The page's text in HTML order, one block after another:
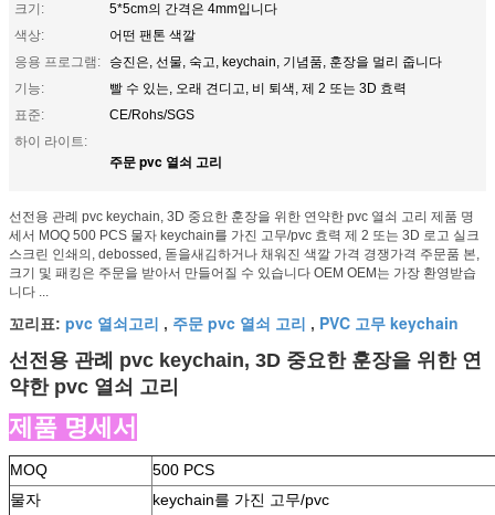
크기:
5*5cm의 간격은 4mm입니다
색상:
어떤 팬톤 색깔
응용 프로그램:
승진은, 선물, 숙고, keychain, 기념품, 훈장을 멀리 줍니다
기능:
빨 수 있는, 오래 견디고, 비 퇴색, 제 2 또는 3D 효력
표준:
CE/Rohs/SGS
하이 라이트:
주문 pvc 열쇠 고리
선전용 관례 pvc keychain, 3D 중요한 훈장을 위한 연약한 pvc 열쇠 고리 제품 명
세서 MOQ 500 PCS 물자 keychain를 가진 고무/pvc 효력 제 2 또는 3D 로고 실크
스크린 인쇄의, debossed, 돋을새김하거나 채워진 색깔 가격 경쟁가격 주문품 본,
크기 및 패킹은 주문을 받아서 만들어질 수 있습니다 OEM OEM는 가장 환영받습
니다 ...
꼬리표: pvc 열쇠고리 , 주문 pvc 열쇠 고리 , PVC 고무 keychain
선전용 관례 pvc keychain, 3D 중요한 훈장을 위한 연
약한 pvc 열쇠 고리
제품 명세서
MOQ
500 PCS
물자
keychain를 가진 고무/pvc